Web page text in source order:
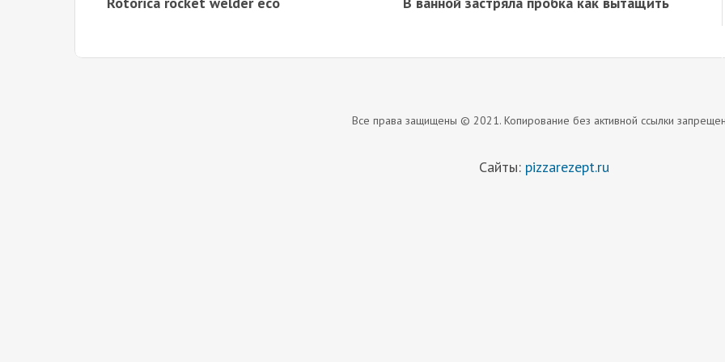
Все права защищены © 2021. Копирование без активной ссылки
Сайты: pizzarezept.ru